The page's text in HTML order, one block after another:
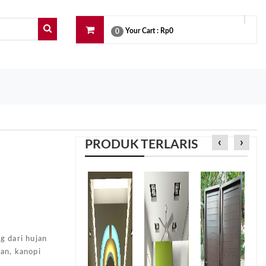
0 Your Cart : Rp0
dari hujan
kanopi
PRODUK TERLARIS ‹ ›